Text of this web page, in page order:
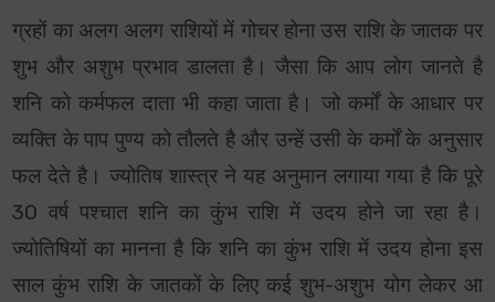
ग्रहों का अलग अलग राशियों में गोचर होना उस राशि के जातक पर
शुभ और अशुभ प्रभाव डालता है। जैसा कि आप लोग जानते है
शनि को कर्मफल दाता भी कहा जाता है। जो कर्मों के आधार पर
व्यक्ति के पाप पुण्य को तौलते है और उन्हें उसी के कर्मों के अनुसार
फल देते है। ज्योतिष शास्त्र ने यह अनुमान लगाया गया है कि पूरे
30 वर्ष पश्चात शनि का कुंभ राशि में उदय होने जा रहा है।
ज्योतिषियों का मानना है कि शनि का कुंभ राशि में उदय होना इस
साल कुंभ राशि के जातकों के लिए कई शुभ-अशुभ योग लेकर आ